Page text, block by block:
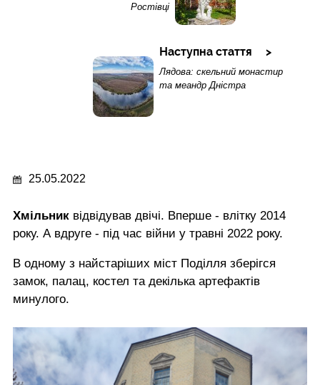
Ростівці
Наступна стаття
Лядова: скельний монастир
та меандр Дністра
25.05.2022
Хмільник відвідував двічі. Вперше - влітку 2014
року. А вдруге - під час війни у травні 2022 року.
В одному з найстаріших міст Поділля зберігся
замок, палац, костел та декілька артефактів
минулого.